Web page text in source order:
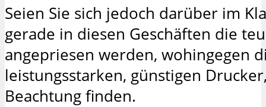
Seien Sie sich jedoch darüber im
gerade in diesen Geschäften die
angepriesen werden, wohingegen
leistungsstarken, günstigen
Beachtung finden.